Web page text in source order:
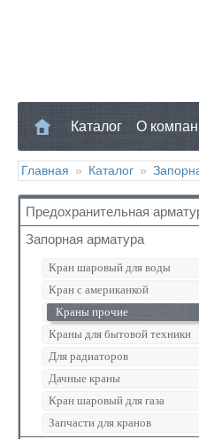
Каталог О
Главная » Каталог »
Предохранительная
Воздухоотводчик
Клапан предохранительный
Манометр/Термометр
Обратный клапан
Поплавковый клапан
Регулятор давления
Кран Маевского
Группы безопасности
Запорная арматура
Кран шаровый для воды
Кран с американкой
Краны прочие
Краны для бытовой техники
Для радиаторов
Дачные краны
Кран шаровый для газа
Запчасти для кранов